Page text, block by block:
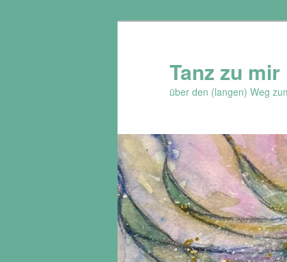
Tanz zu mir
über den (langen) Weg